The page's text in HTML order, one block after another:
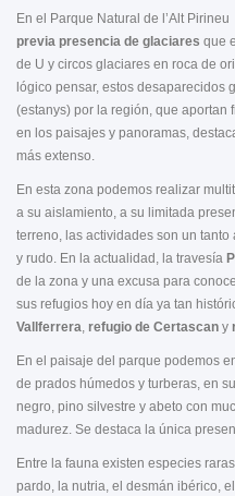
En el Parque Natural de l’Alt
previa presencia de glaciares que
de U y circos glaciares en roca de
lógico pensar, estos desaparecidos
(estanys) por la región, que aportan
en los paisajes y panoramas,
más extenso.
En esta zona podemos realizar
a su aislamiento, a su limitada
terreno, las actividades son un
y rudo. En la actualidad, la travesía
de la zona y una excusa para
sus refugios hoy en día ya tan
Vallferrera, refugio de Certascan y
En el paisaje del parque podemos
de prados húmedos y turberas, en
negro, pino silvestre y abeto con
madurez. Se destaca la única
Entre la fauna existen especies
pardo, la nutria, el desmán ibérico,